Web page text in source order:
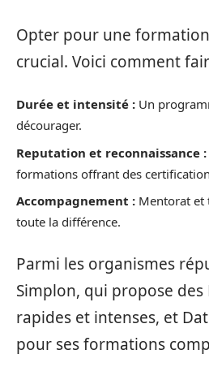
Opter pour une
crucial. Voici comment
Durée et intensité : Un
décourager.
Reputation et reconnaissance :
formations offrant des
Accompagnement : Mentorat et
toute la différence.
Parmi les organismes
Simplon, qui propose des
rapides et intenses, et
pour ses formations